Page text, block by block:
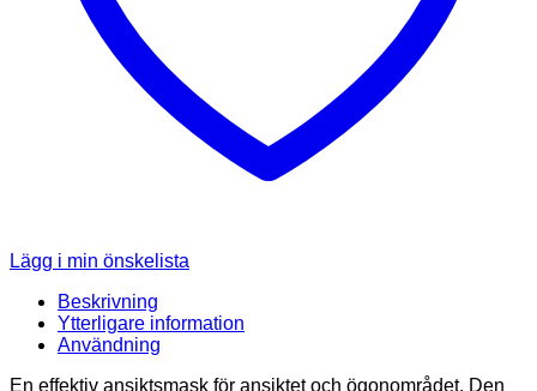
Lägg i min önskelista
Beskrivning
Ytterligare information
Användning
En effektiv ansiktsmask för ansiktet och ögonområdet. Den